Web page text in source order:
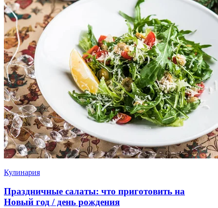
Кулинария
Праздничные салаты: что приготовить на
Новый год / день рождения